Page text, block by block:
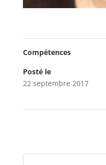
Compétences
Posté le
22 septembre 2017